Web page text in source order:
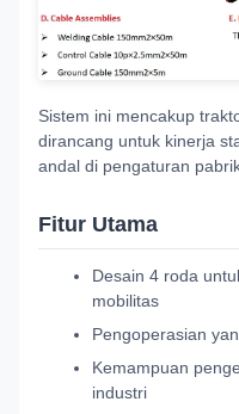
Sistem ini mencakup
dirancang untuk kinerja
andal di pengaturan
Fitur Utama
Desain 4 roda
mobilitas
Pengoperasian
Kemampuan
industri